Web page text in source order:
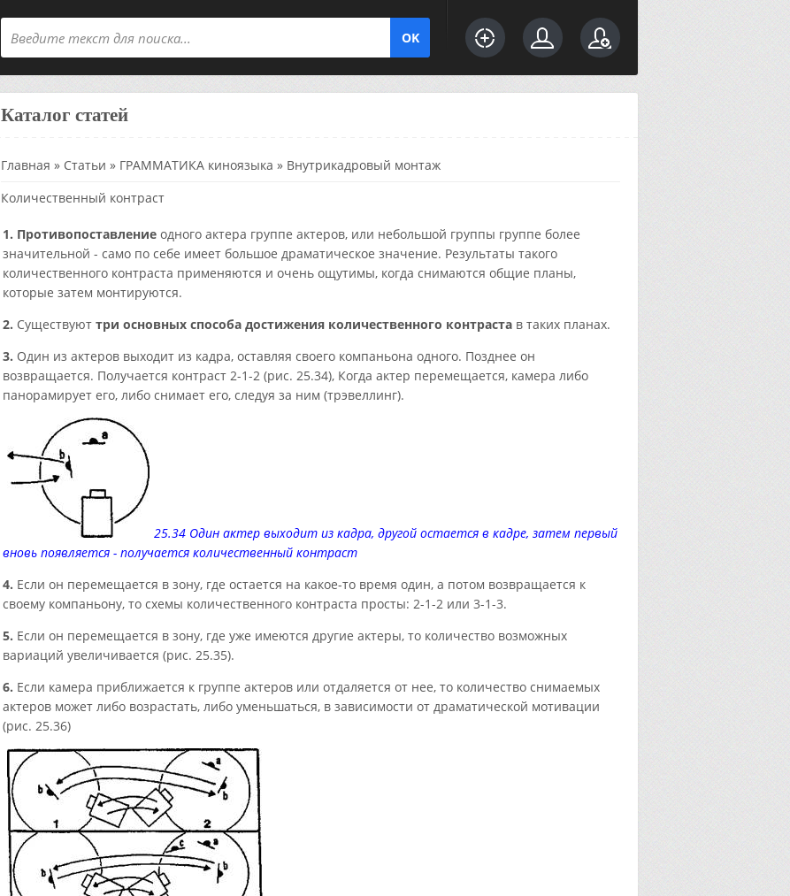
Каталог статей
Главная » Статьи » ГРАММАТИКА киноязыка » Внутрикадровый монтаж
Количественный контраст
1. Противопоставление одного актера группе актеров, или небольшой группы группе более
значительной - само по себе имеет большое драматическое значение. Результаты такого
количественного контраста применяются и очень ощутимы, когда снимаются общие планы,
которые затем монтируются.
2. Существуют три основных способа достижения количественного контраста в таких планах.
3. Один из актеров выходит из кадра, оставляя своего компаньона одного. Позднее он
возвращается. Получается контраст 2-1-2 (рис. 25.34), Когда актер перемещается, камера либо
панорамирует его, либо снимает его, следуя за ним (трэвеллинг).
25.34 Один актер выходит из кадра, другой остается в кадре, затем первый
вновь появляется - получается количественный контраст
4. Если он перемещается в зону, где остается на какое-то время один, а потом возвращается к
своему компаньону, то схемы количественного контраста просты: 2-1-2 или 3-1-3.
5. Если он перемещается в зону, где уже имеются другие актеры, то количество возможных
вариаций увеличивается (рис. 25.35).
6. Если камера приближается к группе актеров или отдаляется от нее, то количество снимаемых
актеров может либо возрастать, либо уменьшаться, в зависимости от драматической мотивации
(рис. 25.36)